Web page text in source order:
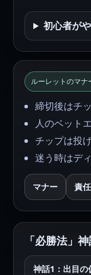
初心者が
ルーレットのマナ
締切後はチ
人のベット
チップは投
迷う時はデ
マナー 責
「必勝法」
神話1：出目の